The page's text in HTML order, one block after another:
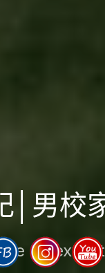
│男校
Next